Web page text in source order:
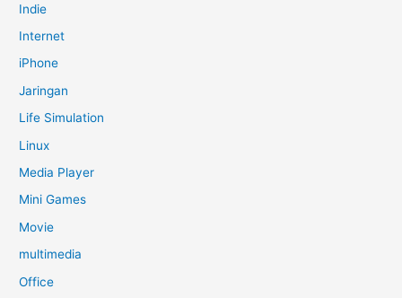
Indie
Internet
iPhone
Jaringan
Life Simulation
Linux
Media Player
Mini Games
Movie
multimedia
Office